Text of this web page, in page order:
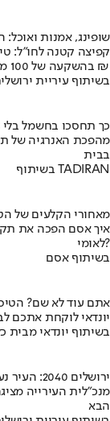
שופינג, אמנות
קפיצה קטנה לחו"ל:
בהשקעה של 100 מיליון ₪
בשיתוף עיריית
כך תחסכו בחשמל בלי
מהפכת האנרגיה של
בבית
בשיתוף TADIRAN
מאחורי הקלעים של
לאומי?
בשיתוף אסם
אתם עוד לא שם?
יונדאי לוקחת אתכם
בשיתוף יונדאי מבית
ירושלים 2040: העיר נערכת ל- 1.5 מליון תושבים
מנכ"לית העירייה
הבא